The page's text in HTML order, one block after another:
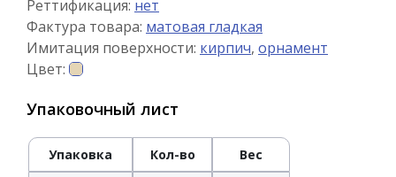
Реттификация: нет
Фактура товара: матовая гладкая
Имитация поверхности: кирпич, орнамент
Цвет:
Упаковочный лист
Упаковка Кол-во Вес